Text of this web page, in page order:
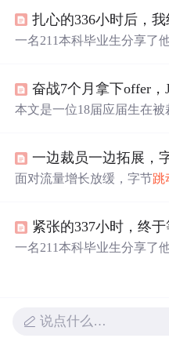
ell脚本等，最后提供配套资
扎心的336小时后，
一名211本科毕业生分享了
本文是一位18届应届生在
知识体系、准备算法、收集
容，以及字节跳动 面试的
一边裁员一边拓展，
面对流量增长放缓，字节跳
其在「元宇宙」、新消费、
字节 跳动的部分业务进行了
紧张的337小时，终
一名211本科毕业生分享了
说点什么…